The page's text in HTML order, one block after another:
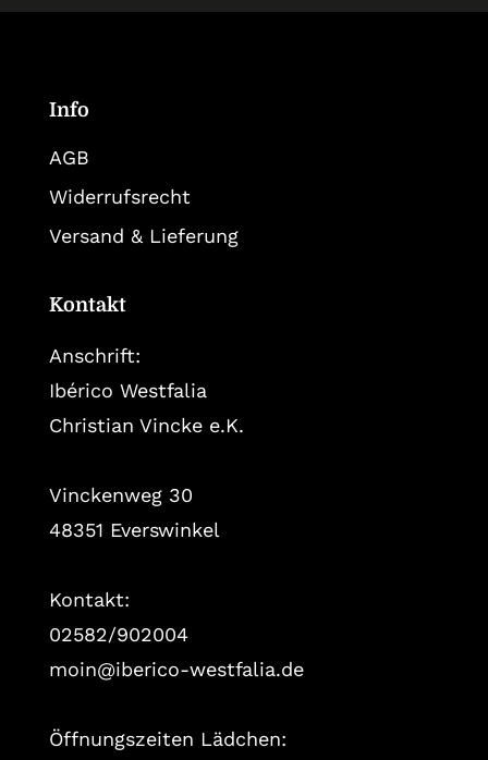
Info
AGB
Widerrufsrecht
Versand & Lieferung
Kontakt
Anschrift:
Ibérico Westfalia
Christian Vincke e.K.
Vinckenweg 30
48351 Everswinkel
Kontakt:
02582/902004
moin@iberico-westfalia.de
Öffnungszeiten Lädchen: